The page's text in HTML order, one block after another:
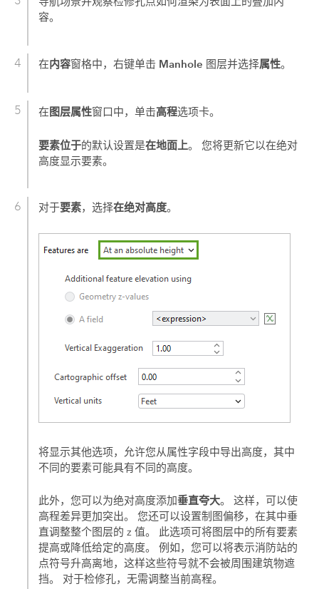
容。
在内容窗格中，右键单击 Manhole 图层并选择属性。
在图层属性窗口中，单击高程选项卡。
要素位于的默认设置是在地面上。 您将更新它以在绝对
高度显示要素。
对于要素，选择在绝对高度。
将显示其他选项，允许您从属性字段中导出高度，其中
不同的要素可能具有不同的高度。
此外，您可以为绝对高度添加垂直夸大。 这样，可以使
高程差异更加突出。 您还可以设置制图偏移，在其中垂
直调整整个图层的 z 值。 此选项可将图层中的所有要素
提高或降低给定的高度。 例如，您可以将表示消防站的
点符号升高离地，这样这些符号就不会被周围建筑物遮
挡。 对于检修孔，无需调整当前高程。